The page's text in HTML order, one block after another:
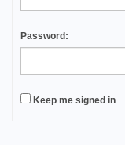
Password:
Keep me signed in